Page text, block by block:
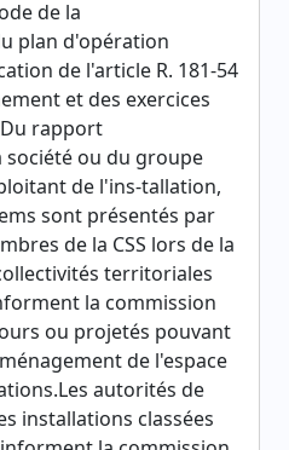
de la
plan d'opération
de l'article R. 181-54
et des exercices
rapport
ou du groupe
de l'ins-tallation,
sont présentés par
de la CSS lors de la
territoriales
la commission
ou projetés pouvant
de l'espace
autorités de
installations classées